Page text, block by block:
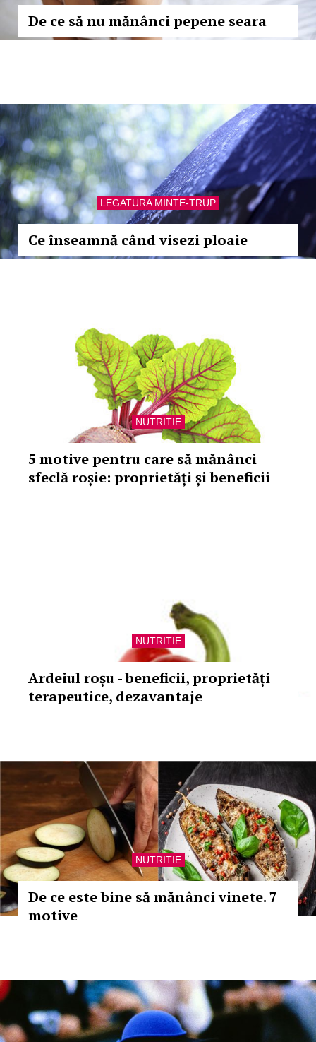
De ce să nu mănânci pepene seara
LEGATURA MINTE-TRUP
Ce înseamnă când visezi ploaie
NUTRITIE
5 motive pentru care să mănânci
sfeclă roșie: proprietăți și beneficii
NUTRITIE
Ardeiul roșu - beneficii, proprietăți
terapeutice, dezavantaje
NUTRITIE
De ce este bine să mănânci vinete. 7
motive